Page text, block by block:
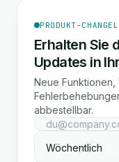
PRODUKT-
Erhalten Sie
Updates in
Neue
abbestellbar.